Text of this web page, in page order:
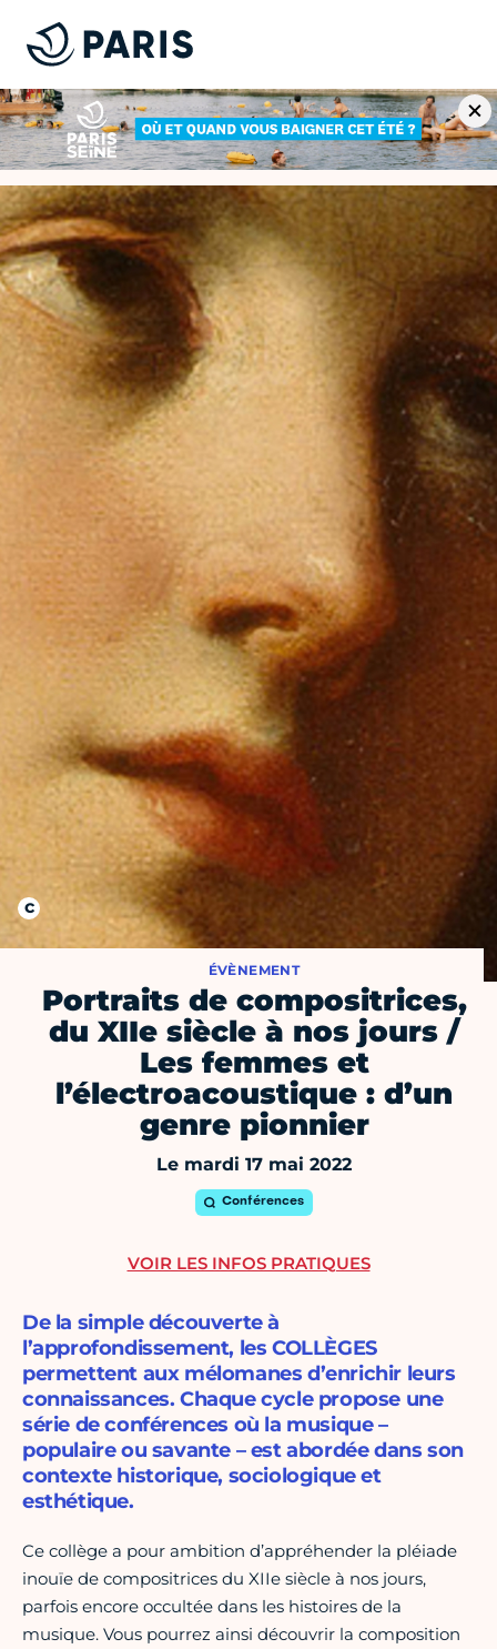
ÉVÈNEMENT
Portraits de compositrices,
du XIIe siècle à nos jours /
Les femmes et
l’électroacoustique : d’un
genre pionnier
Le mardi 17 mai 2022
Conférences
De la simple découverte à
l’approfondissement, les COLLÈGES
permettent aux mélomanes d’enrichir leurs
connaissances. Chaque cycle propose une
série de conférences où la musique –
populaire ou savante – est abordée dans son
contexte historique, sociologique et
esthétique.
Ce collège a pour ambition d’appréhender la pléiade
inouïe de compositrices du XIIe siècle à nos jours,
parfois encore occultée dans les histoires de la
musique. Vous pourrez ainsi découvrir la composition
VOIR LES INFOS PRATIQUES